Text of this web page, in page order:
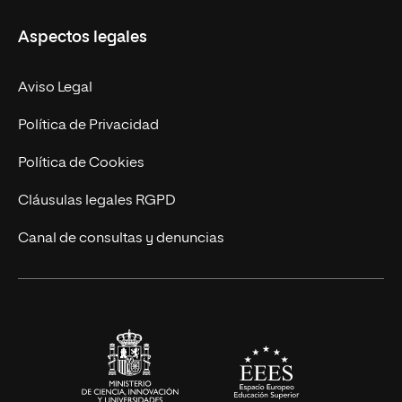
Doctorados
Experto Universitario
Postgrados
Cursos Universitarios
Facultades
Nuestro Equipo
Trabaja en UNIR
Actualidad
UNIR Revista
Eventos
Aspectos legales
Aviso Legal
Política de Privacidad
Política de Cookies
Cláusulas legales RGPD
Canal de consultas y denuncias